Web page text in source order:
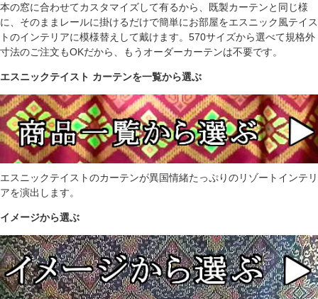
本の窓に合わせてカスタマイズして有るから、既製カーテンと同じ様
に、そのままレールに掛けるだけで簡単にお部屋をエスニック風テイス
トのインテリアに模様替えして戴けます。570サイズから選べて規格外
寸法のご注文もOKだから、もうオーダーカーテンは不要です。
エスニックテイスト カーテンを一覧から選ぶ
エスニックテイストのカーテンが異国情緒たっぷりのリゾートインテリ
アを演出します。
イメージから選ぶ